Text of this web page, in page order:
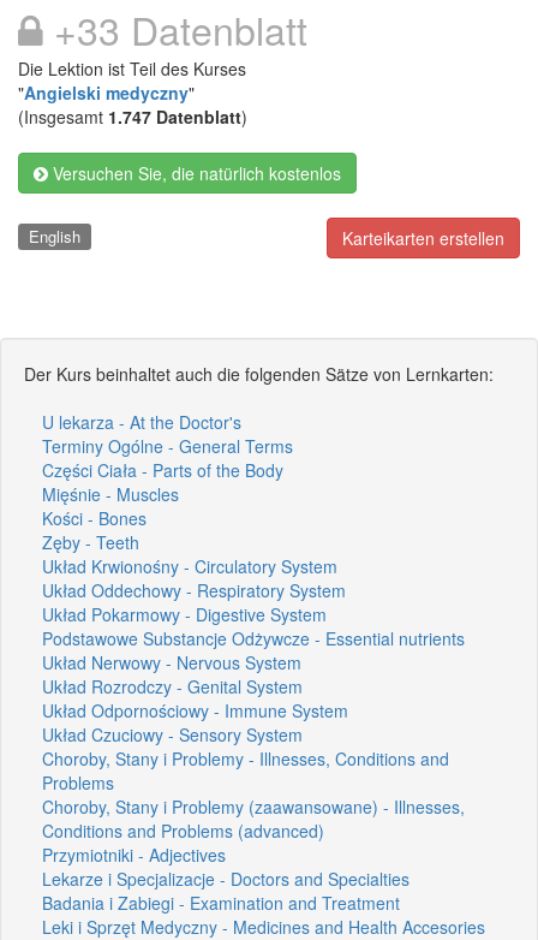
+33 Datenblatt
Die Lektion ist Teil des Kurses
"Angielski medyczny"
(Insgesamt 1.747 Datenblatt)
Versuchen Sie, die natürlich kostenlos
Karteikarten erstellen
English
Der Kurs beinhaltet auch die folgenden Sätze von Lernkarten:
U lekarza - At the Doctor's
Terminy Ogólne - General Terms
Części Ciała - Parts of the Body
Mięśnie - Muscles
Kości - Bones
Zęby - Teeth
Układ Krwionośny - Circulatory System
Układ Oddechowy - Respiratory System
Układ Pokarmowy - Digestive System
Podstawowe Substancje Odżywcze - Essential nutrients
Układ Nerwowy - Nervous System
Układ Rozrodczy - Genital System
Układ Odpornościowy - Immune System
Układ Czuciowy - Sensory System
Choroby, Stany i Problemy - Illnesses, Conditions and
Problems
Choroby, Stany i Problemy (zaawansowane) - Illnesses,
Conditions and Problems (advanced)
Przymiotniki - Adjectives
Lekarze i Specjalizacje - Doctors and Specialties
Badania i Zabiegi - Examination and Treatment
Leki i Sprzęt Medyczny - Medicines and Health Accesories